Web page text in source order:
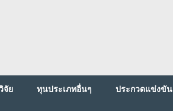
จัย ทุนประเภทอื่นๆ
ประกวดแข่งขัน